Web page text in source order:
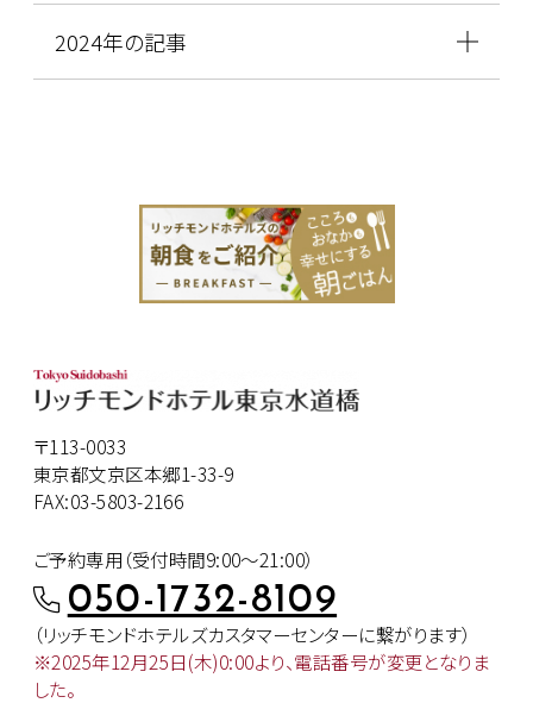
2024年の記事
〒113-0033
東京都文京区本郷1-33-9
FAX:03-5803-2166
ご予約専用（受付時間9:00～21:00）
050-1732-8109
（リッチモンドホテルズカスタマーセンターに繋がります）
※2025年12月25日(木)0:00より、電話番号が変更となりま
した。